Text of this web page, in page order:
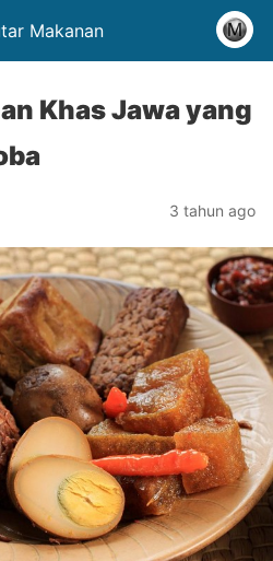
Makanan
Khas Jawa yang
3 tahun ago